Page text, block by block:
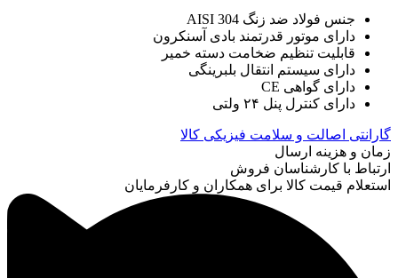
جنس فولاد ضد زنگ AISI 304
دارای موتور قدرتمند بادی آسنکرون
قابلیت تنظیم ضخامت دسته خمیر
دارای سیستم انتقال بلبرینگی
دارای گواهی CE
دارای کنترل پنل ۲۴ ولتی
گارانتی اصالت و سلامت فیزیکی کالا
زمان و هزینه ارسال
ارتباط با کارشناسان فروش
استعلام قیمت کالا برای همکاران و کارفرمایان